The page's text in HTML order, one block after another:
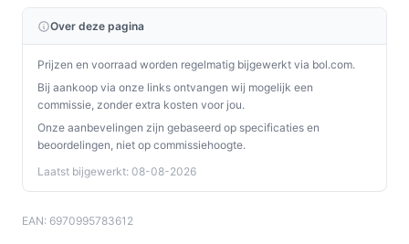
Over deze pagina
Prijzen en voorraad worden regelmatig bijgewerkt via bol.com.
Bij aankoop via onze links ontvangen wij mogelijk een
commissie, zonder extra kosten voor jou.
Onze aanbevelingen zijn gebaseerd op specificaties en
beoordelingen, niet op commissiehoogte.
Laatst bijgewerkt: 08-08-2026
EAN: 6970995783612